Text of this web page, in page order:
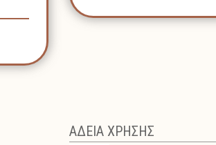
ΑΔΕΙΑ ΧΡΗΣΗΣ